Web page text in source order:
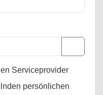
Serviceprovider
persönlichen